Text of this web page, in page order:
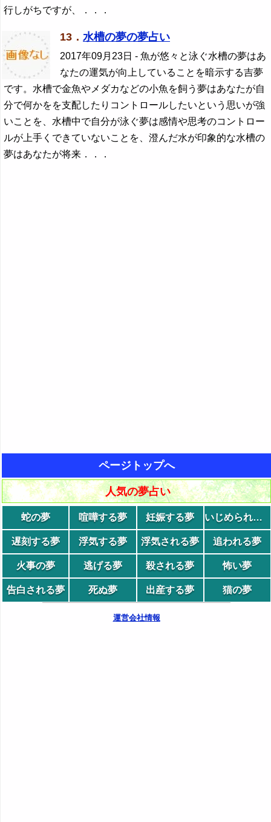
行しがちですが、．．．
13． 水槽の夢の夢占い
2017年09月23日 - 魚が悠々と泳ぐ水槽の夢はあ
なたの運気が向上していることを暗示する吉夢
です。水槽で金魚やメダカなどの小魚を飼う夢はあなたが自
分で何かをを支配したりコントロールしたいという思いが強
いことを、水槽中で自分が泳ぐ夢は感情や思考のコントロー
ルが上手くできていないことを、澄んだ水が印象的な水槽の
夢はあなたが将来．．．
ページトップへ
人気の夢占い
蛇の夢 喧嘩する夢 妊娠する夢 いじめられる夢
遅刻する夢 浮気する夢 浮気される夢 追われる夢
火事の夢 逃げる夢 殺される夢 怖い夢
告白される夢 死ぬ夢 出産する夢 猫の夢
運営会社情報